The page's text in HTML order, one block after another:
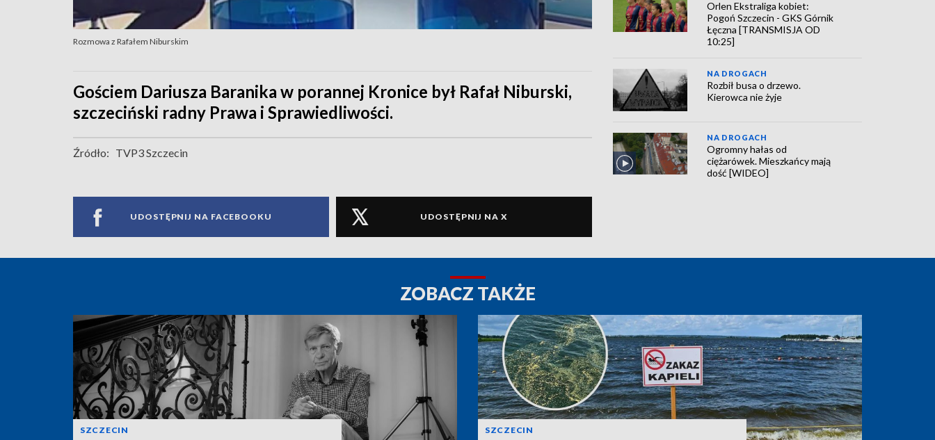
Rozmowa z Rafałem Niburskim
Gościem Dariusza Baranika w porannej Kronice był Rafał Niburski,
szczeciński radny Prawa i Sprawiedliwości.
Źródło: TVP3 Szczecin
UDOSTĘPNIJ NA FACEBOOKU UDOSTĘPNIJ NA X
Orlen Ekstraliga kobiet:
Pogoń Szczecin - GKS Górnik
Łęczna [TRANSMISJA OD
10:25]
NA DROGACH
Rozbił busa o drzewo.
Kierowca nie żyje
NA DROGACH
Ogromny hałas od
ciężarówek. Mieszkańcy mają
dość [WIDEO]
ZOBACZ TAKŻE
SZCZECIN SZCZECIN